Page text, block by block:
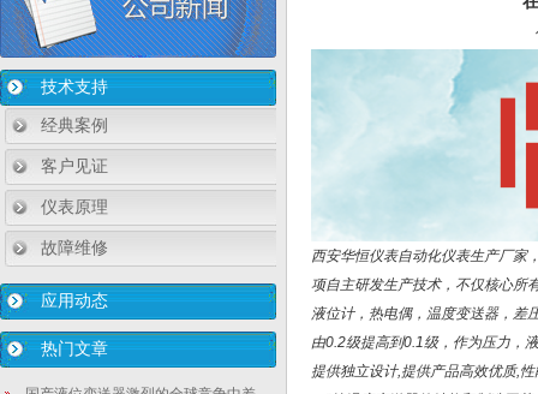
技术支持
经典案例
客户见证
仪表原理
故障维修
应用动态
热门文章
西安华恒仪表自动化仪表生产厂家
项自主研发生产技术，不仅核心所
液位计，热电偶，温度变送器，差
由0.2级提高到0.1级，作为压力，
提供独立设计,提供产品高效优质,